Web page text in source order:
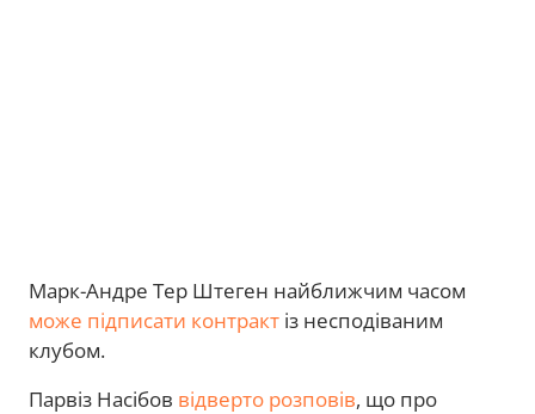
Марк-Андре Тер Штеген найближчим часом
може підписати контракт із несподіваним
клубом.
Парвіз Насібов відверто розповів, що про